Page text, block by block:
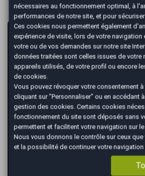
AutoEasy vous garantit la
voiture au meilleur
Renseignez votre
Renseignez le kilométrage de
nécessaires au fonctionnement optimal, à
performances de notre site, et pour
Ces cookies nous permettent également
expérience de visite, lors de votre navigation
votre ou de vos demandes sur notre site
données traitées sont celles issues de votre
appareils utilisés, de votre profil ou encore
de cookies.
Vous pouvez révoquer votre consentement
cliquant sur "Personnaliser" ou en accédant
gestion des cookies. Certains cookies
fonctionnement du site sont déposés sans
permettent et facilitent votre navigation sur
Nous vous donnons le contrôle sur ceux
et la possibilité de continuer votre